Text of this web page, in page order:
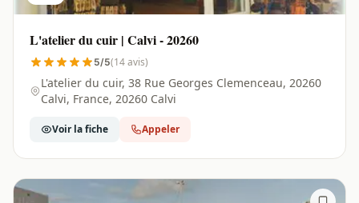
L'atelier du cuir | Calvi - 20260
5/5(14 avis)
L'atelier du cuir, 38 Rue Georges Clemenceau, 20260
Calvi, France, 20260 Calvi
Voir la fiche Appeler